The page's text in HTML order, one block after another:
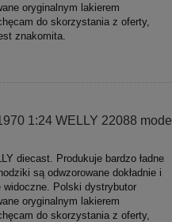
oryginalnym lakierem
do skorzystania z oferty,
znakomita.
1:24 WELLY 22088 model
diecast. Produkuje bardzo ładne
są odwzorowane dokładnie i
widoczne. Polski dystrybutor
oryginalnym lakierem
do skorzystania z oferty,